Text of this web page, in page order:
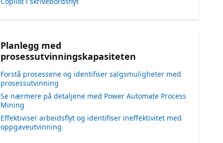
Planlegg med
prosessutvinningskapasiteten
Forstå prosessene og identifiser salgsmuligheter med
prosessutvinning
Se nærmere på detaljene med Power Automate Process
Mining
Effektiviser arbeidsflyt og identifiser ineffektivitet med
oppgaveutvinning